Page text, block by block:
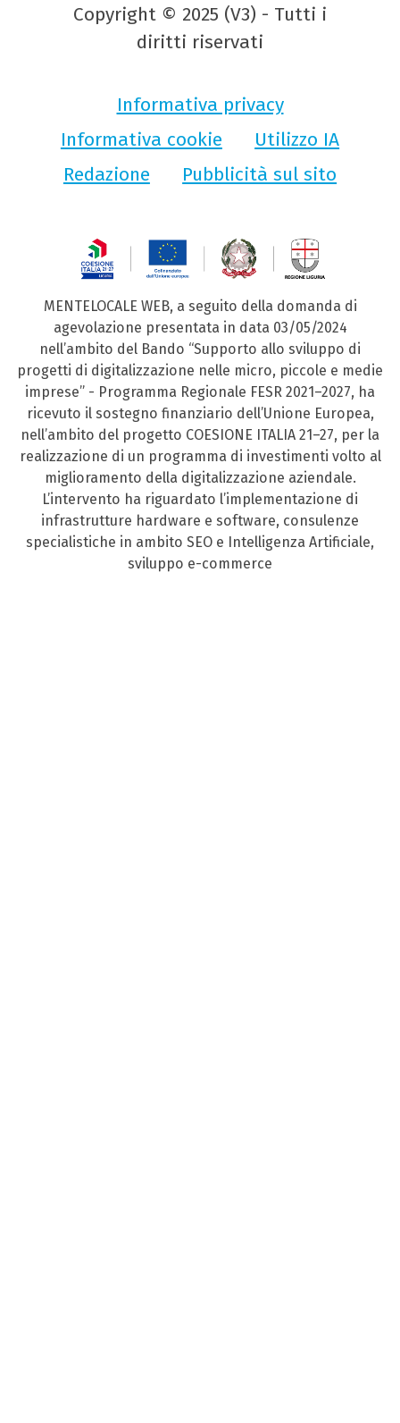
Copyright © 2025 (V3) - Tutti i
diritti riservati
Informativa privacy
Informativa cookie
Utilizzo IA
Redazione
Pubblicità sul sito
MENTELOCALE WEB, a seguito della domanda di
agevolazione presentata in data 03/05/2024
nell’ambito del Bando “Supporto allo sviluppo di
progetti di digitalizzazione nelle micro, piccole e medie
imprese” - Programma Regionale FESR 2021–2027, ha
ricevuto il sostegno finanziario dell’Unione Europea,
nell’ambito del progetto COESIONE ITALIA 21–27, per la
realizzazione di un programma di investimenti volto al
miglioramento della digitalizzazione aziendale.
L’intervento ha riguardato l’implementazione di
infrastrutture hardware e software, consulenze
specialistiche in ambito SEO e Intelligenza Artificiale,
sviluppo e-commerce